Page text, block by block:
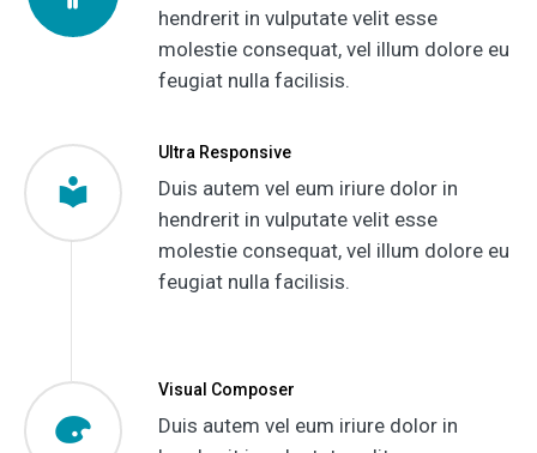
hendrerit in vulputate velit esse
molestie consequat, vel illum dolore eu
feugiat nulla facilisis.
Ultra Responsive
Duis autem vel eum iriure dolor in
hendrerit in vulputate velit esse
molestie consequat, vel illum dolore eu
feugiat nulla facilisis.
Visual Composer
Duis autem vel eum iriure dolor in